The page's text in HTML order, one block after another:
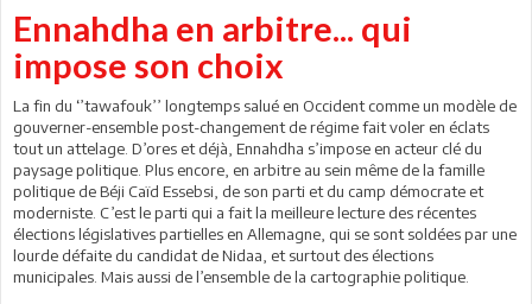
Ennahdha en arbitre... qui
impose son choix
La fin du ‘’tawafouk’’ longtemps salué en Occident comme un modèle de
gouverner-ensemble post-changement de régime fait voler en éclats
tout un attelage. D’ores et déjà, Ennahdha s’impose en acteur clé du
paysage politique. Plus encore, en arbitre au sein même de la famille
politique de Béji Caïd Essebsi, de son parti et du camp démocrate et
moderniste. C’est le parti qui a fait la meilleure lecture des récentes
élections législatives partielles en Allemagne, qui se sont soldées par une
lourde défaite du candidat de Nidaa, et surtout des élections
municipales. Mais aussi de l’ensemble de la cartographie politique.